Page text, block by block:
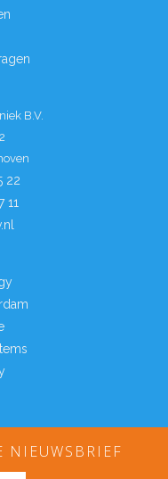
B.V.
22
11
NIEUWSBRIEF